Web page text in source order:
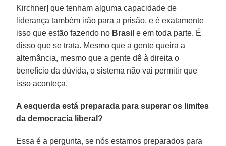
Kirchner] que tenham alguma capacidade de
liderança também irão para a prisão, e é exatamente
isso que estão fazendo no Brasil e em toda parte. É
disso que se trata. Mesmo que a gente queira a
alternância, mesmo que a gente dê à direita o
benefício da dúvida, o sistema não vai permitir que
isso aconteça.
A esquerda está preparada para superar os limites
da democracia liberal?
Essa é a pergunta, se nós estamos preparados para